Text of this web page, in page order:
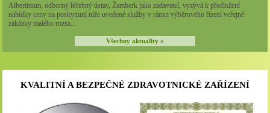
Albertinum, odborný léčebný ústav, Žamberk jako zadavatel, vyzývá k předložení
nabídky ceny na poskytnutí níže uvedené služby v rámci výběrového řízení veřejné
zakázky malého rozsa...
Všechny aktuality »
KVALITNÍ A BEZPEČNÉ ZDRAVOTNICKÉ ZAŘÍZENÍ